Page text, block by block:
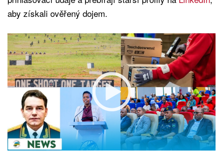
aby získali ověřený dojem.